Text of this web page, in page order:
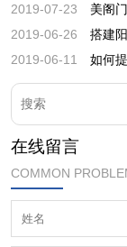
2019-07-23
美阁
2019-06-26
搭建
2019-06-11
如何
在线留言
COMMON